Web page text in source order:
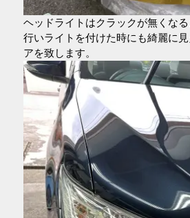
ヘッドライトはクラックが無くな
行いライトを付けた時にも綺麗に
アを致します。